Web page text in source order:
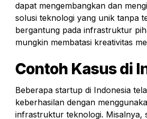
dapat mengembangkan dan
solusi teknologi yang unik tanpa
bergantung pada infrastruktur
mungkin membatasi kreativitas
Contoh Kasus di
Beberapa startup di Indonesia
keberhasilan dengan
infrastruktur teknologi. Misalnya,